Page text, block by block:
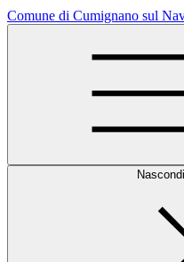
Comune di Cumignano sul